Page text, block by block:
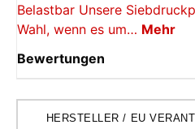
Belastbar Unsere
Wahl, wenn es um… Mehr
Bewertungen
HERSTELLER / EU